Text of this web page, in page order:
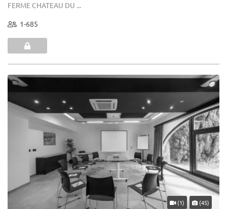
FERME CHATEAU DU ...
1-685
(1) (45)